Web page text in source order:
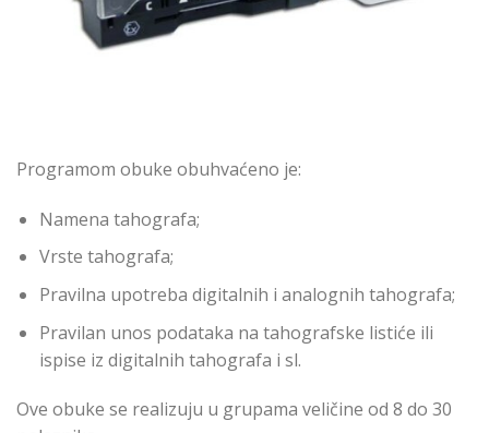
Programom obuke obuhvaćeno je:
Namena tahografa;
Vrste tahografa;
Pravilna upotreba digitalnih i analognih tahografa;
Pravilan unos podataka na tahografske listiće ili
ispise iz digitalnih tahografa i sl.
Ove obuke se realizuju u grupama veličine od 8 do 30